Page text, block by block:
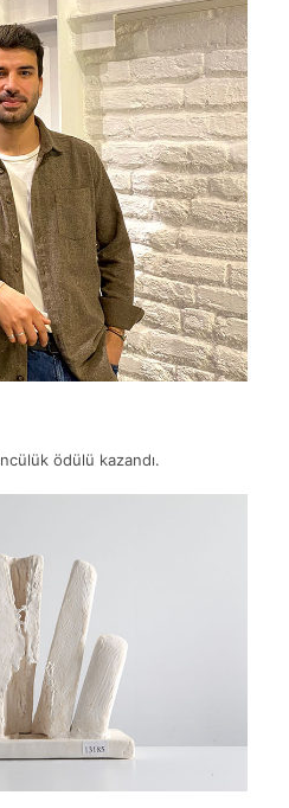
ödülü kazandı.